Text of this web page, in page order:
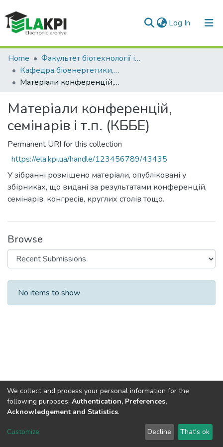
Log In (current)
Communities & Collections
All of DSpace
Home
Факультет біотехнології і біотехніки (ФБТ)
Кафедра біоенергетики, біоінформатики та екобіотехнології (КББЕ)
Матеріали конференцій, семінарів і т.п. (КББЕ)
Матеріали конференцій,
семінарів і т.п. (КББЕ)
Permanent URI for this collection
https://ela.kpi.ua/handle/123456789/43435
У зібранні розміщено матеріали, опубліковані у
збірниках, що видані за результатами конференцій,
семінарів, конгресів, круглих столів тощо.
Browse
Recent Submissions
No items to show
DSpace software copyright © 2002-2026 LYRASIS
Send Feedback
We collect and process your personal information for the
following purposes: Authentication, Preferences,
Acknowledgement and Statistics.
Customize Decline That's ok